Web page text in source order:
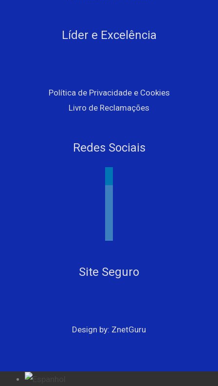
Líder e Excelência
Política de Privacidade e Cookies
Livro de Reclamações
Redes Sociais
Site Seguro
Design by: ZnetGuru